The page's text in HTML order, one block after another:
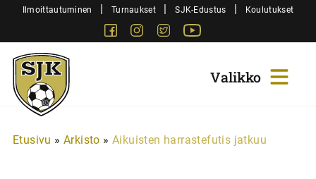
SiirryIlmoittautuminen | Turnaukset | SJK-Edustus | Koulutukset
FacebookInstagram
Twitter
Sjk-
Juniorit
Etusivu » Arkisto » Aikuisten harrastefutis jatkuu